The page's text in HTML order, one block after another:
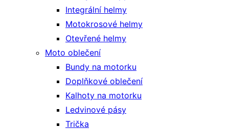
Integrální helmy
Motokrosové helmy
Otevřené helmy
Moto oblečení
Bundy na motorku
Doplňkové oblečení
Kalhoty na motorku
Ledvinové pásy
Trička